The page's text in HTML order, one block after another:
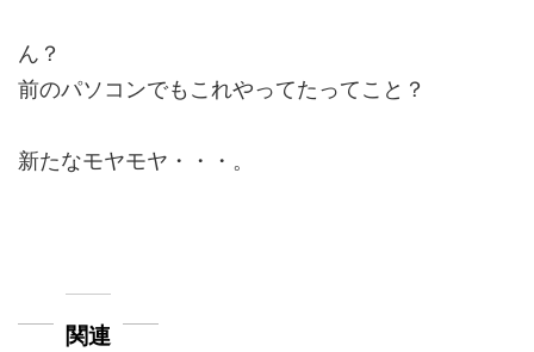
ん？
前のパソコンでもこれやってたってこと？
新たなモヤモヤ・・・。
関連